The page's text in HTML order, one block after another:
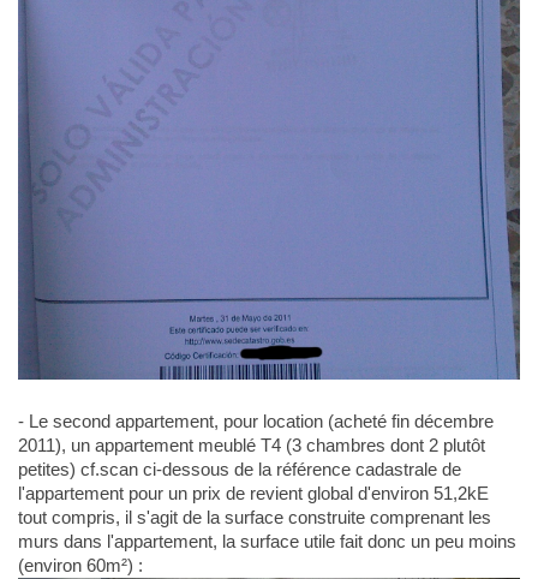
- Le second appartement, pour location (acheté fin décembre
2011), un appartement meublé T4 (3 chambres dont 2 plutôt
petites) cf.scan ci-dessous de la référence cadastrale de
l'appartement pour un prix de revient global d'environ 51,2kE
tout compris, il s'agit de la surface construite comprenant les
murs dans l'appartement, la surface utile fait donc un peu moins
(environ 60m²) :